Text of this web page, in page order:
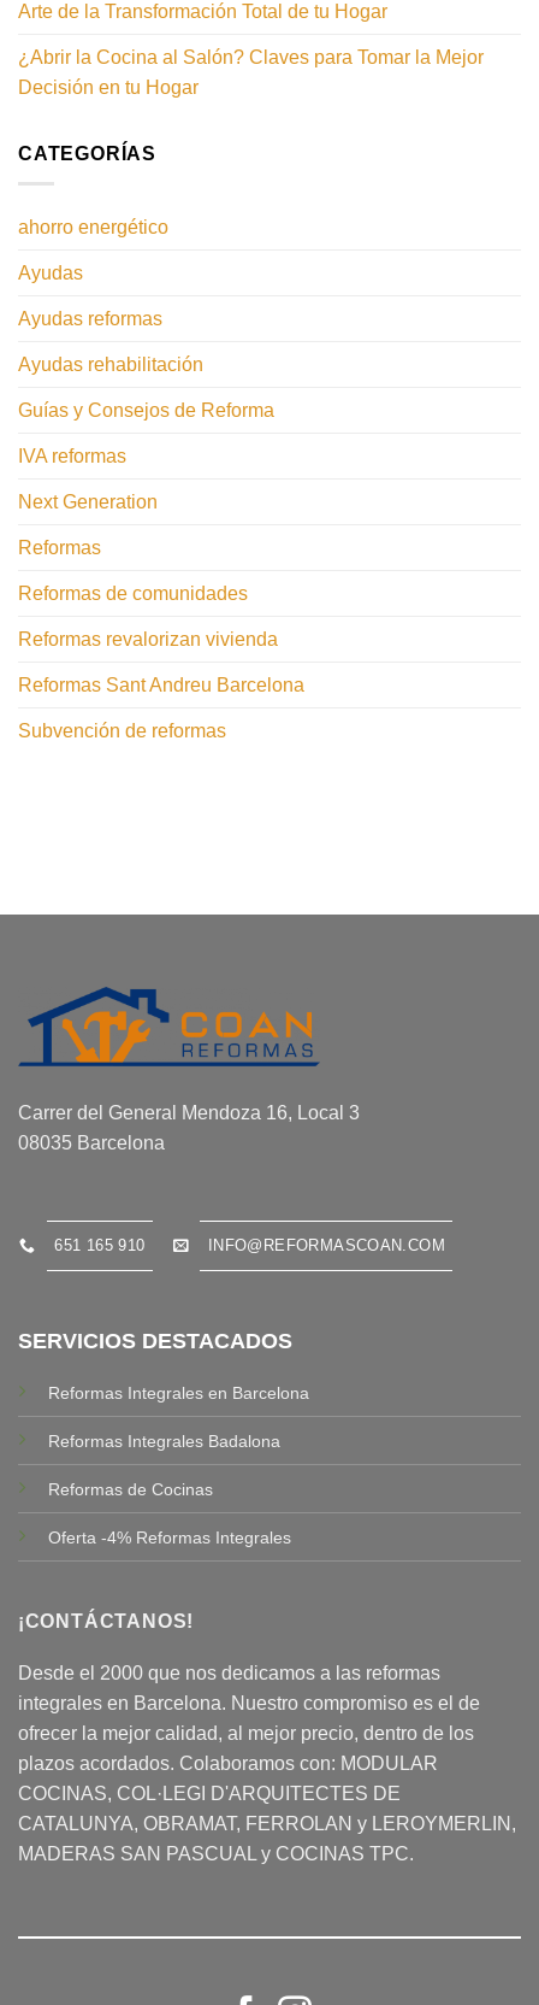
Arte de la Transformación Total de tu Hogar
¿Abrir la Cocina al Salón? Claves para Tomar la Mejor
Decisión en tu Hogar
CATEGORÍAS
ahorro energético
Ayudas
Ayudas reformas
Ayudas rehabilitación
Guías y Consejos de Reforma
IVA reformas
Next Generation
Reformas
Reformas de comunidades
Reformas revalorizan vivienda
Reformas Sant Andreu Barcelona
Subvención de reformas
Carrer del General Mendoza 16, Local 3
08035 Barcelona
651 165 910 INFO@REFORMASCOAN.COM
SERVICIOS DESTACADOS
Reformas Integrales en Barcelona
Reformas Integrales Badalona
Reformas de Cocinas
Oferta -4% Reformas Integrales
¡CONTÁCTANOS!
Desde el 2000 que nos dedicamos a las reformas
integrales en Barcelona. Nuestro compromiso es el de
ofrecer la mejor calidad, al mejor precio, dentro de los
plazos acordados. Colaboramos con: MODULAR
COCINAS, COL·LEGI D'ARQUITECTES DE
CATALUNYA, OBRAMAT, FERROLAN y LEROYMERLIN,
MADERAS SAN PASCUAL y COCINAS TPC.